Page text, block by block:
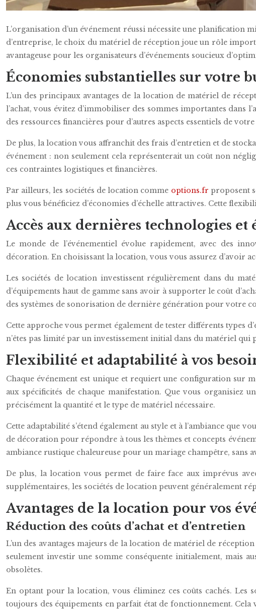
L’organisation d’un événement réussi nécessite une
d’entreprise, le choix du matériel de réception joue un rôle
avantageuse pour les organisateurs d’événements soucieux
Économies substantielles sur votre
L’un des principaux avantages de la location de matériel de
l’achat, vous évitez d’immobiliser des sommes importantes
des ressources financières pour d’autres aspects essentiels de
De plus, la location vous affranchit des frais d’entretien et de
événement : non seulement cela représenterait un coût non
ces contraintes logistiques et financières.
Par ailleurs, les sociétés de location comme options.fr proposent
plus vous bénéficiez d’économies d’échelle attractives. Cette
Accès aux dernières technologies et
Le monde de l’événementiel évolue rapidement, avec des
décoration. En choisissant la location, vous vous assurez d’avoir
Les sociétés de location investissent régulièrement dans du
d’équipements haut de gamme sans avoir à supporter le coût
des systèmes de sonorisation de dernière génération pour votre
Cette approche vous permet également de tester différents types
n’êtes pas limité par un investissement initial dans du matériel
Flexibilité et adaptabilité à vos
Chaque événement est unique et requiert une configuration
aux spécificités de chaque manifestation. Que vous organisiez
précisément la quantité et le type de matériel nécessaire.
Cette adaptabilité s’étend également au style et à l’ambiance que
de décoration pour répondre à tous les thèmes et concepts
ambiance rustique chaleureuse pour un mariage champêtre, sans
De plus, la location vous permet de faire face aux imprévus
supplémentaires, les sociétés de location peuvent généralement
Avantages de la location pour vos
Réduction des coûts d’achat et d’entretien
L’un des avantages majeurs de la location de matériel de
seulement investir une somme conséquente initialement, mais
obsolètes.
En optant pour la location, vous éliminez ces coûts cachés. Les
toujours des équipements en parfait état de fonctionnement.